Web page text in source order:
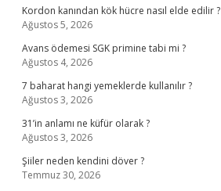
Kordon kanından kök hücre nasıl elde edilir ?
Ağustos 5, 2026
Avans ödemesi SGK primine tabi mi ?
Ağustos 4, 2026
7 baharat hangi yemeklerde kullanılır ?
Ağustos 3, 2026
31’in anlamı ne küfür olarak ?
Ağustos 3, 2026
Şiiler neden kendini döver ?
Temmuz 30, 2026